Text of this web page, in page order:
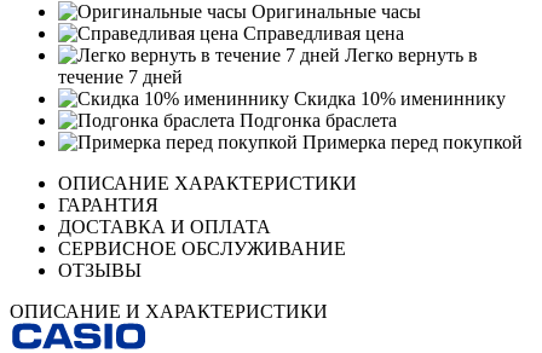
Оригинальные часы
Справедливая цена
Легко вернуть в
течение 7 дней
Скидка 10% имениннику
Подгонка браслета
Примерка перед покупкой
ОПИСАНИЕ ХАРАКТЕРИСТИКИ
ГАРАНТИЯ
ДОСТАВКА И ОПЛАТА
СЕРВИСНОЕ ОБСЛУЖИВАНИЕ
ОТЗЫВЫ
ОПИСАНИЕ И ХАРАКТЕРИСТИКИ